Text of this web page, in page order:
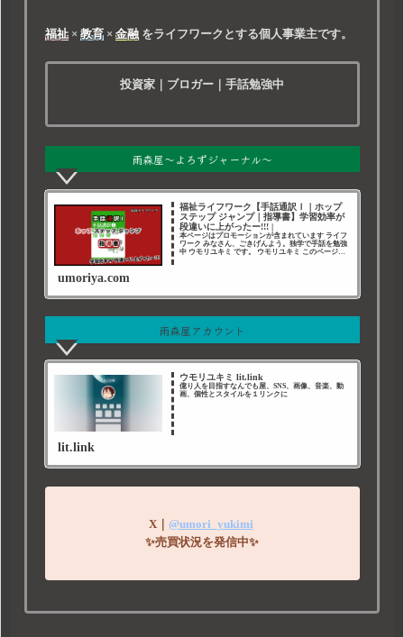
福祉× 教育× 金融をライフワークとする個人事業主です。
投資家｜ブロガー｜手話勉強中
雨森屋～よろずジャーナル～
福祉ライフワーク【手話通訳Ⅰ｜ホップ
ステップ ジャンプ｜指導書】学習効率が
段違いに上がったー!!! |
本ページはプロモーションが含まれています ライフ
ワーク みなさん、ごきげんよう。独学で手話を勉強
中 ウモリユキミ です。 ウモリユキミ このページは
umoriya.com
雨森屋アカウント
ウモリユキミ lit.link
億り人を目指すなんでも屋、SNS、画像、音楽、動
画、個性とスタイルを１リンクに
lit.link
X｜ @umori_yukimi
✨売買状況を発信中✨